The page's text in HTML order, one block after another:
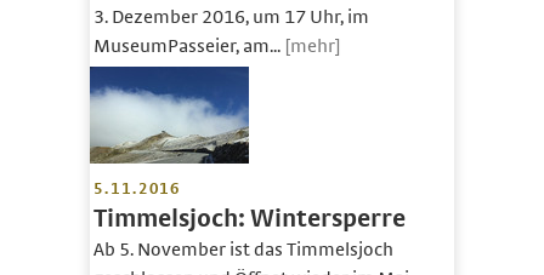
3. Dezember 2016, um 17 Uhr, im
MuseumPasseier, am... [mehr]
5.11.2016
Timmelsjoch: Wintersperre
Ab 5. November ist das Timmelsjoch